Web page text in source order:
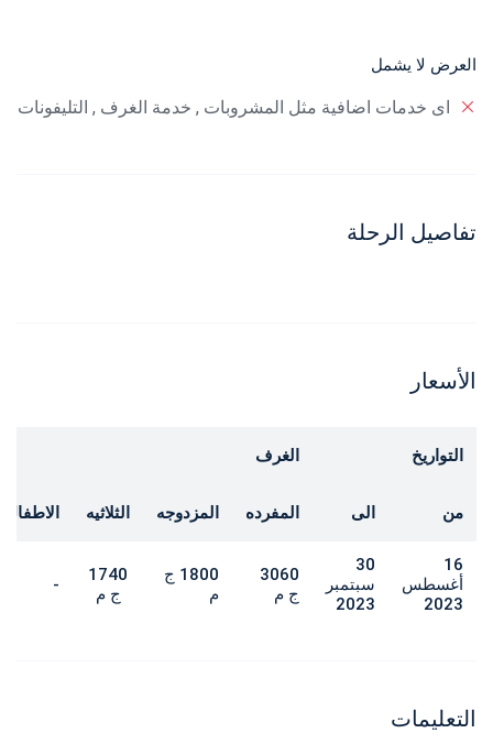
العرض لا يشمل
اى خدمات اضافية مثل المشروبات , خدمة الغرف , التليفونات
تفاصيل الرحلة
الأسعار
التواريخ الغرف
من الى المفرده المزدوجه الثلاثيه الاطفال
16
أغسطس
2023
30
سبتمبر
2023
3060
ج م
1800 ج
م
1740
ج م
-
التعليمات